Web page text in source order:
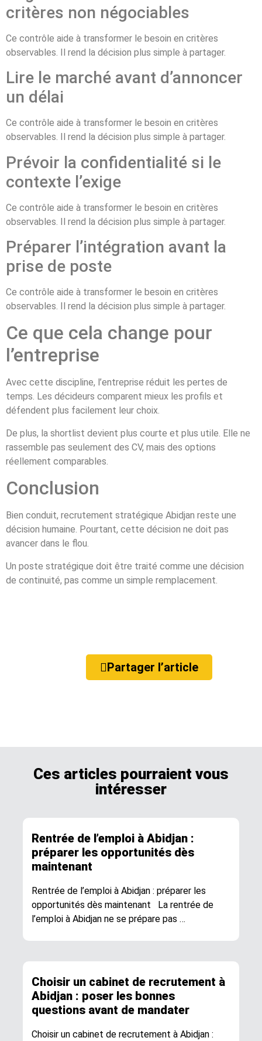
critères non négociables
Ce contrôle aide à transformer le besoin en critères
observables. Il rend la décision plus simple à partager.
Lire le marché avant d’annoncer
un délai
Ce contrôle aide à transformer le besoin en critères
observables. Il rend la décision plus simple à partager.
Prévoir la confidentialité si le
contexte l’exige
Ce contrôle aide à transformer le besoin en critères
observables. Il rend la décision plus simple à partager.
Préparer l’intégration avant la
prise de poste
Ce contrôle aide à transformer le besoin en critères
observables. Il rend la décision plus simple à partager.
Ce que cela change pour
l’entreprise
Avec cette discipline, l’entreprise réduit les pertes de
temps. Les décideurs comparent mieux les profils et
défendent plus facilement leur choix.
De plus, la shortlist devient plus courte et plus utile. Elle ne
rassemble pas seulement des CV, mais des options
réellement comparables.
Conclusion
Bien conduit, recrutement stratégique Abidjan reste une
décision humaine. Pourtant, cette décision ne doit pas
avancer dans le flou.
Un poste stratégique doit être traité comme une décision
de continuité, pas comme un simple remplacement.
Partager l’article
Ces articles pourraient vous
intéresser
Rentrée de l’emploi à Abidjan :
préparer les opportunités dès
maintenant
Rentrée de l’emploi à Abidjan : préparer les
opportunités dès maintenant La rentrée de
l’emploi à Abidjan ne se prépare pas …
Choisir un cabinet de recrutement à
Abidjan : poser les bonnes
questions avant de mandater
Choisir un cabinet de recrutement à Abidjan :